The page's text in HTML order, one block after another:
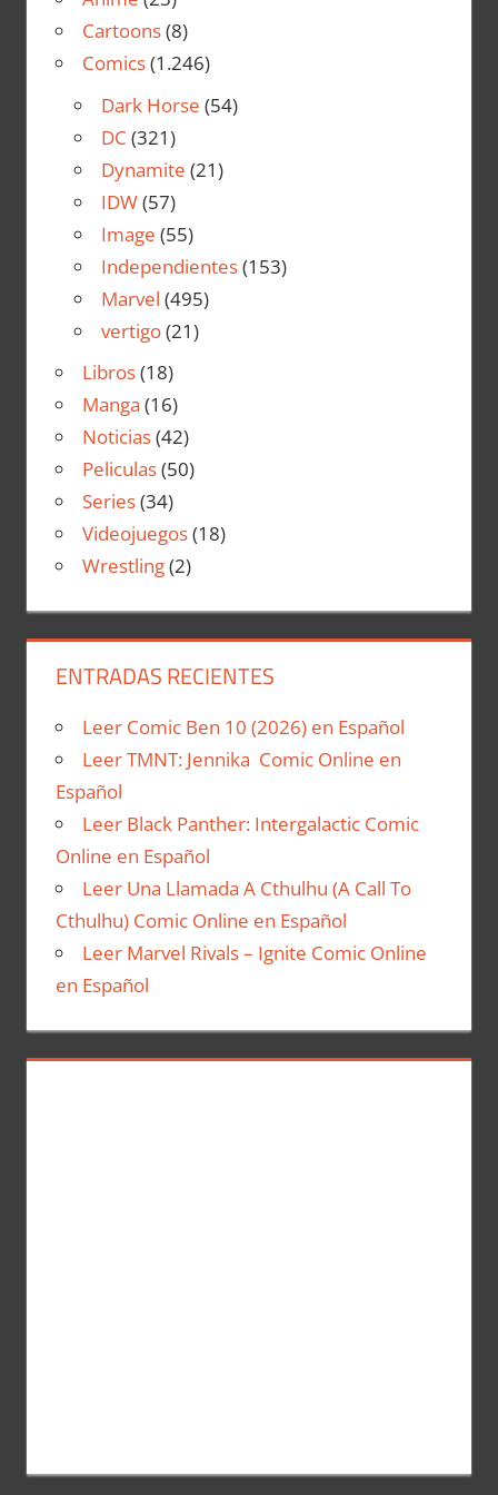
Cartoons(8)
Comics(1.246)
Dark Horse (54)
DC (321)
Dynamite (21)
IDW(57)
Image (55)
Independientes(153)
Marvel (495)
vertigo(21)
Libros(18)
Manga (16)
Noticias(42)
Peliculas(50)
Series(34)
Videojuegos(18)
Wrestling(2)
ENTRADAS RECIENTES
Leer Comic Ben 10 (2026) en Español
Leer TMNT: Jennika Comic Online en
Español
Leer Black Panther: Intergalactic Comic
Online en Español
Leer Una Llamada A Cthulhu (A Call To
Cthulhu) Comic Online en Español
Leer Marvel Rivals – Ignite Comic Online
en Español